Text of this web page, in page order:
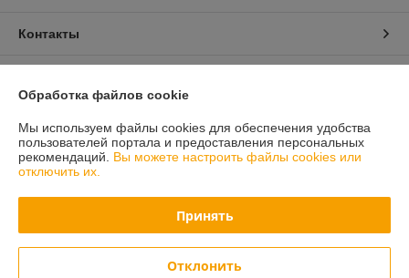
Контакты
Полная версия сайта
Сайт создан на платформе Deal.by
Обработка файлов cookie
Мы используем файлы cookies для обеспечения удобства
пользователей портала и предоставления персональных
рекомендаций. Вы можете настроить файлы cookies или
отключить их.
Принять
Отклонить